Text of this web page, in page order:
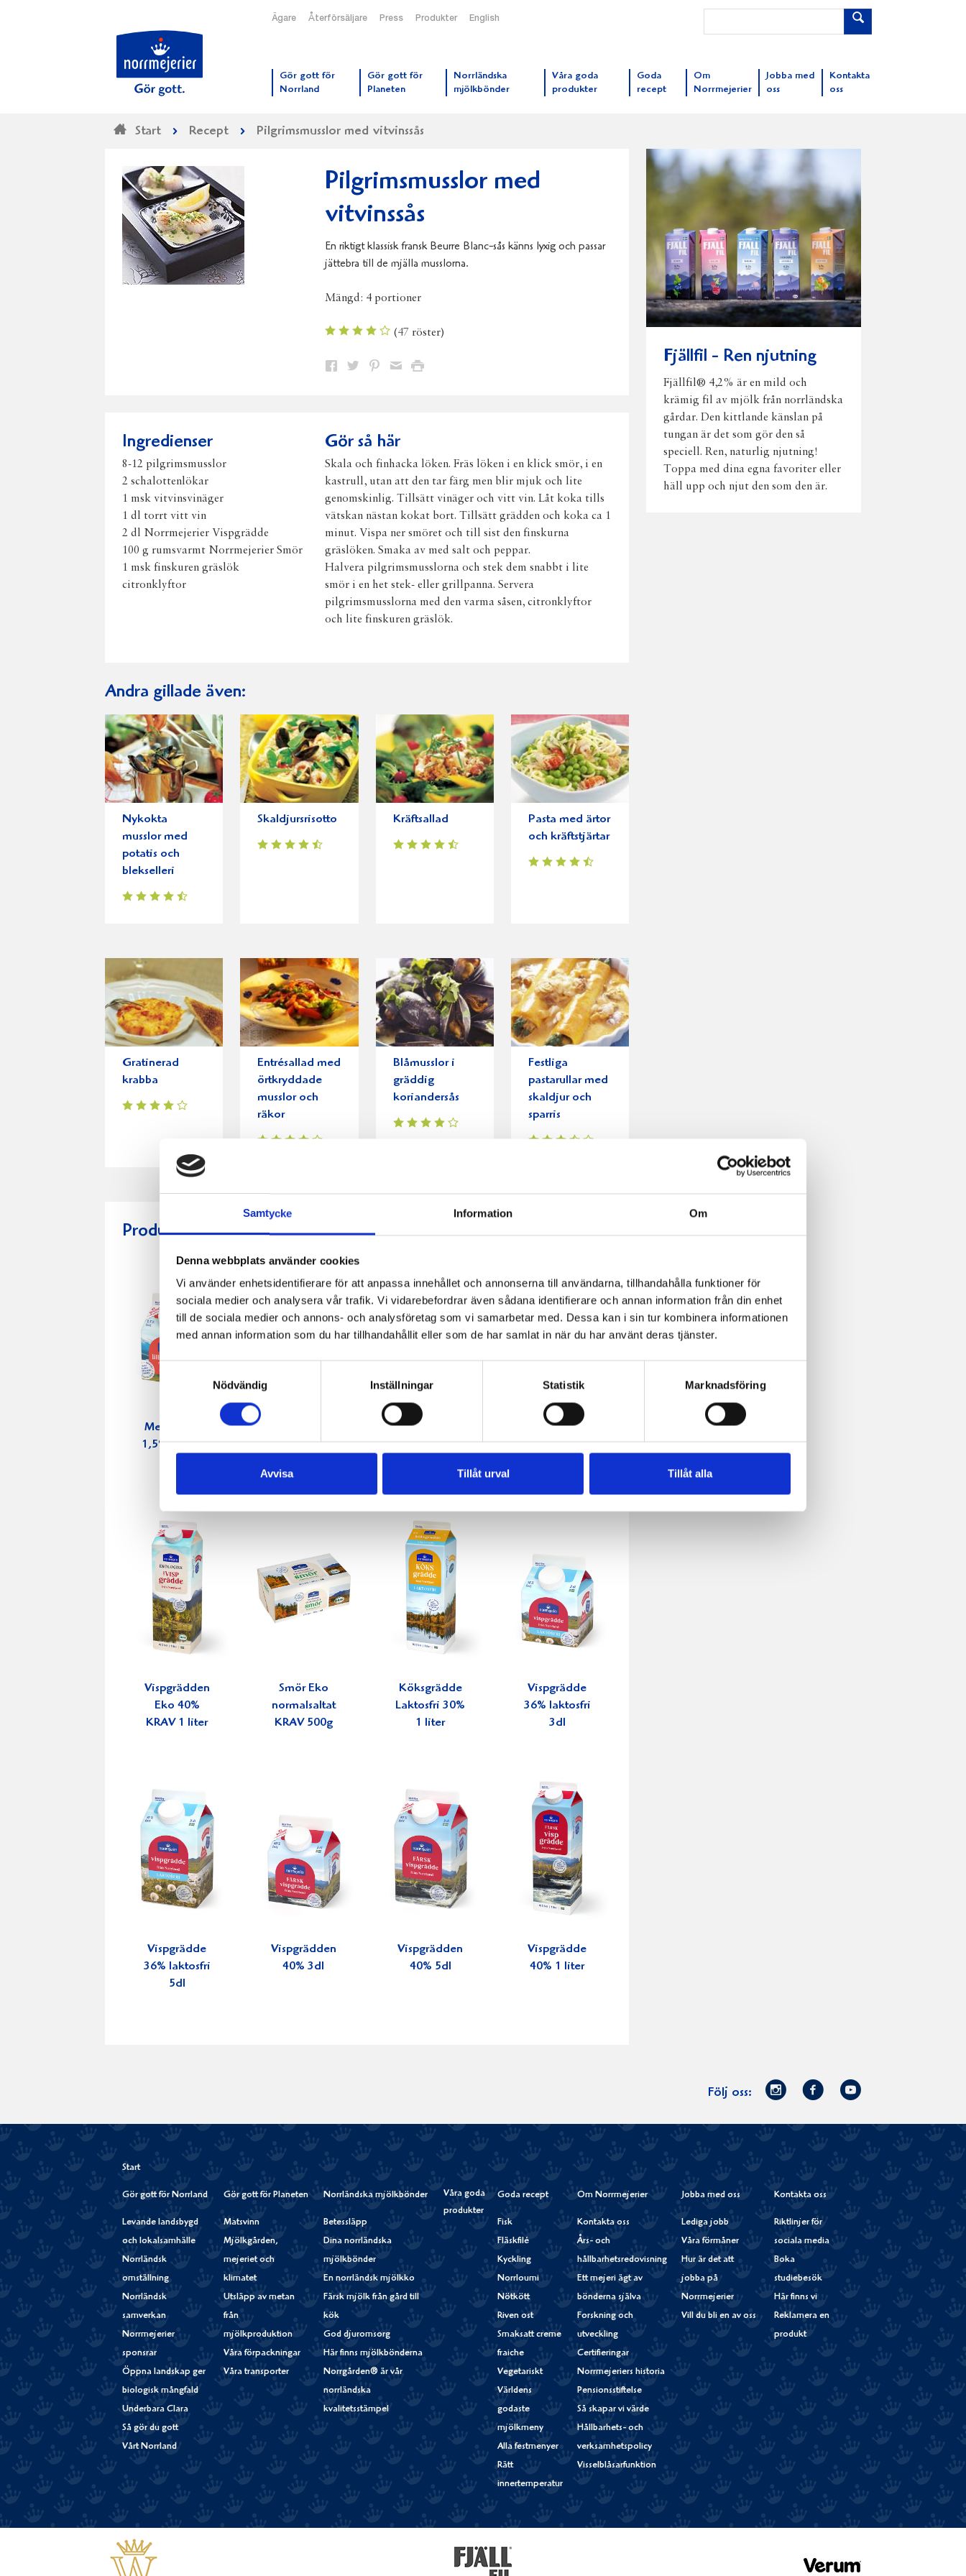
Samtycke Information Om
Denna webbplats använder cookies
Vi använder enhetsidentifierare för att anpassa innehållet och annonserna till användarna, tillhandahålla funktioner för
sociala medier och analysera vår trafik. Vi vidarebefordrar även sådana identifierare och annan information från din enhet
till de sociala medier och annons- och analysföretag som vi samarbetar med. Dessa kan i sin tur kombinera informationen
med annan information som du har tillhandahållit eller som de har samlat in när du har använt deras tjänster.
Samtyckesval
Nödvändig
Inställningar Statistik Marknadsföring
Avvisa Tillåt urval Tillåt alla
Ägare Återförsäljare Press Produkter English
Gör gott för
Norrland
Gör gott för
Planeten
Norrländska
mjölkbönder
Våra goda
produkter
Goda
recept
Om
Norrmejerier
Jobba med
oss
Kontakta
oss
Start Recept Pilgrimsmusslor med vitvinssås
Pilgrimsmusslor med
vitvinssås
En riktigt klassisk fransk Beurre Blanc-sås känns lyxig och passar
jättebra till de mjälla musslorna.
Mängd: 4 portioner
(47 röster)
Dela Dela Dela DelaSkriv
Ingredienser
8-12 pilgrimsmusslor
2 schalottenlökar
1 msk vitvinsvinäger
1 dl torrt vitt vin
2 dl Norrmejerier Vispgrädde
100 g rumsvarmt Norrmejerier Smör
1 msk finskuren gräslök
citronklyftor
Gör så här
Skala och finhacka löken. Fräs löken i en klick smör, i en
kastrull, utan att den tar färg men blir mjuk och lite
genomskinlig. Tillsätt vinäger och vitt vin. Låt koka tills
vätskan nästan kokat bort. Tillsätt grädden och koka ca 1
minut. Vispa ner smöret och till sist den finskurna
gräslöken. Smaka av med salt och peppar.
Halvera pilgrimsmusslorna och stek dem snabbt i lite
smör i en het stek- eller grillpanna. Servera
pilgrimsmusslorna med den varma såsen, citronklyftor
och lite finskuren gräslök.
Andra gillade även:
Nykokta
musslor med
potatis och
blekselleri
Skaldjursrisotto Kräftsallad
Pasta med ärtor
och kräftstjärtar
Gratinerad
krabba
Entrésallad med
örtkryddade
musslor och
räkor
Blåmusslor i
gräddig
koriandersås
Festliga
pastarullar med
skaldjur och
sparris
Produkter i receptet:
Mellanmjölk
1,5% laktosfri
2,7% 1000g
Päronfil 2,7%
1000g
Skogsbärsfil
2,7% 1000g
Vispgrädden
Eko 40%
KRAV 1 liter
Smör Eko
normalsaltat
KRAV 500g
Köksgrädde
Laktosfri 30%
1 liter
Vispgrädde
36% laktosfri
3dl
Vispgrädde
36% laktosfri
5dl
Vispgrädden
40% 3dl
Vispgrädden
40% 5dl
Vispgrädde
40% 1 liter
Fjällfil - Ren njutning
Fjällfil® 4,2% är en mild och
krämig fil av mjölk från norrländska
gårdar. Den kittlande känslan på
tungan är det som gör den så
speciell. Ren, naturlig njutning!
Toppa med dina egna favoriter eller
häll upp och njut den som den är.
Följ oss:
Norrmejerier
Instagram
Facebook
Youtube
Start
Gör gott för Norrland
Levande landsbygd
och lokalsamhälle
Norrländsk
omställning
Norrländsk
samverkan
Norrmejerier
sponsrar
Öppna landskap ger
biologisk mångfald
Underbara Clara
Så gör du gott
Vårt Norrland
Gör gott för Planeten
Matsvinn
Mjölkgården,
mejeriet och
klimatet
Utsläpp av metan
från
mjölkproduktion
Våra förpackningar
Våra transporter
Norrländska mjölkbönder
Betessläpp
Dina norrländska
mjölkbönder
En norrländsk mjölkko
Färsk mjölk från gård till
kök
God djuromsorg
Här finns mjölkbönderna
Norrgården® är vår
norrländska
kvalitetsstämpel
Våra goda
produkter
Goda recept
Fisk
Fläskfilé
Kyckling
Norrloumi
Nötkött
Riven ost
Smaksatt creme
fraiche
Vegetariskt
Världens
godaste
mjölkmeny
Alla festmenyer
Rätt
innertemperatur
Om Norrmejerier
Kontakta oss
Års- och
hållbarhetsredovisning
Ett mejeri ägt av
bönderna själva
Forskning och
utveckling
Certifieringar
Norrmejeriers historia
Pensionsstiftelse
Så skapar vi värde
Hållbarhets- och
verksamhetspolicy
Visselblåsarfunktion
Jobba med oss
Lediga jobb
Våra förmåner
Hur är det att
jobba på
Norrmejerier
Vill du bli en av oss
Kontakta oss
Riktlinjer för
sociala media
Boka
studiebesök
Här finns vi
Reklamera en
produkt
Fjällfil